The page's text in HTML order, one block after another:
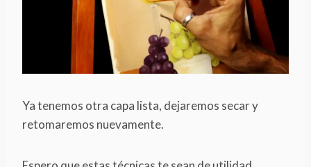
Ya tenemos otra capa lista, dejaremos secar y
retomaremos nuevamente.